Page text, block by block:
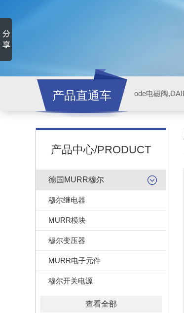
产品直通车 ode电磁阀
产品中心/PRODUCT
德国MURR穆尔
穆尔继电器
MURR模块
穆尔变压器
MURR电子元件
穆尔开关电源
查看全部